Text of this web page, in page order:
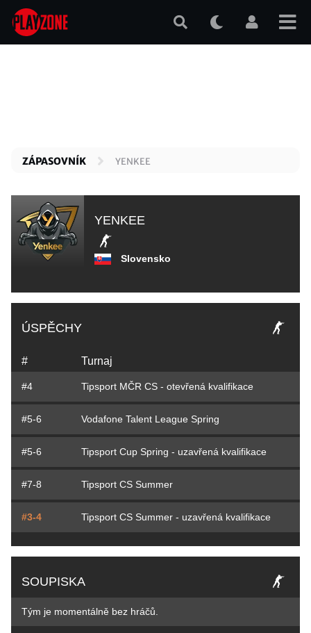
Přejít
hlavnímu
ZÁPASOVNÍK YENKEE
YENKEE
Slovensko
ÚSPĚCHY
# Turnaj
#4 Tipsport MČR CS - otevřená kvalifikace
#5-6 Vodafone Talent League Spring
#5-6 Tipsport Cup Spring - uzavřená kvalifikace
#7-8 Tipsport CS Summer
#3-4 Tipsport CS Summer - uzavřená kvalifikace
SOUPISKA
Tým je momentálně bez hráčů.